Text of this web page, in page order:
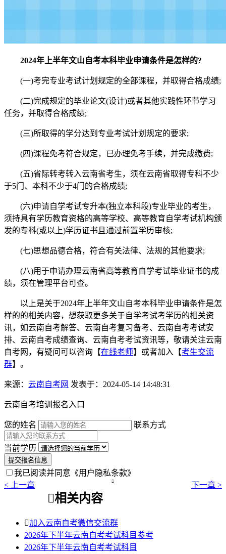
2024年上半年文山自考本科毕业申请条件是怎样的?
(一)考完专业考试计划规定的全部课程，并取得合格成绩;
(二)完成规定的毕业论文(设计)或者其他实践性环节学习
任务，并取得合格成绩;
(三)所取得的学分达到专业考试计划规定的要求;
(四)课程免考符合规定，已办理免考手续，并完成缴费;
(五)省际转考转入云南省考生，须在云南省取得专科不少
于5门、本科不少于4门的合格成绩;
(六)申请自学考试专升本(独立本科段)专业毕业的考生，
须持具有学历教育资格的高等学校、高等教育自学考试机构颁
发的专科(或以上)学历证书且通过前置学历审核;
(七)思想品德合格，符合有关法律、法规的其他要求;
(八)用于申请办理云南省高等教育自学考试毕业证书的成
绩，须在管理平台可查。
以上是关于2024年上半年文山自考本科毕业申请条件是怎
样的的相关内容，想获取更多关于自学考试考学历的相关资
讯，如云南自考解答、云南自考复习备考、云南自考考试安
排、云南自考成绩查询、云南自考考试资讯等，敬请关注云南
自考网，有疑问可以咨询【在线老师】或者加入【考生交流
群】。
来源： 云南自考网 发表于：2024-05-14 14:48:31
云南自考培训报名入口
您的姓名 联系方式
当前学历
提交报名信息
我已阅读并同意 《用户隐私条款》
< 上一章
 下一章 >
相关内容
加入云南自考微信交流群
2026年下半年云南自考考试科目参考
2026年下半年云南自考考试科目